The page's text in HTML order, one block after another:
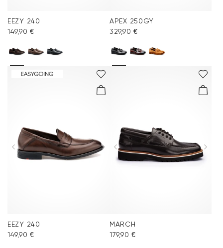
EEZY 240
149,90 €
APEX 250GY
329,90 €
EEZY 240
149,90 €
MARCH
179,90 €